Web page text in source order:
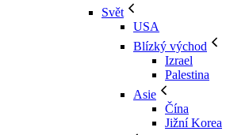
Svět
USA
Blízký východ
Izrael
Palestina
Asie
Čína
Jižní Korea